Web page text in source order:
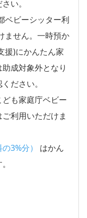
い。
ベビーシッター利
ません。一時預か
援)にかんたん家
成対象外となり
ださい。
も家庭庁ベビー
利用いただけま
3%分）
はかん